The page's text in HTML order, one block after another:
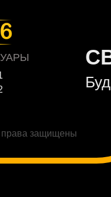
права защищены